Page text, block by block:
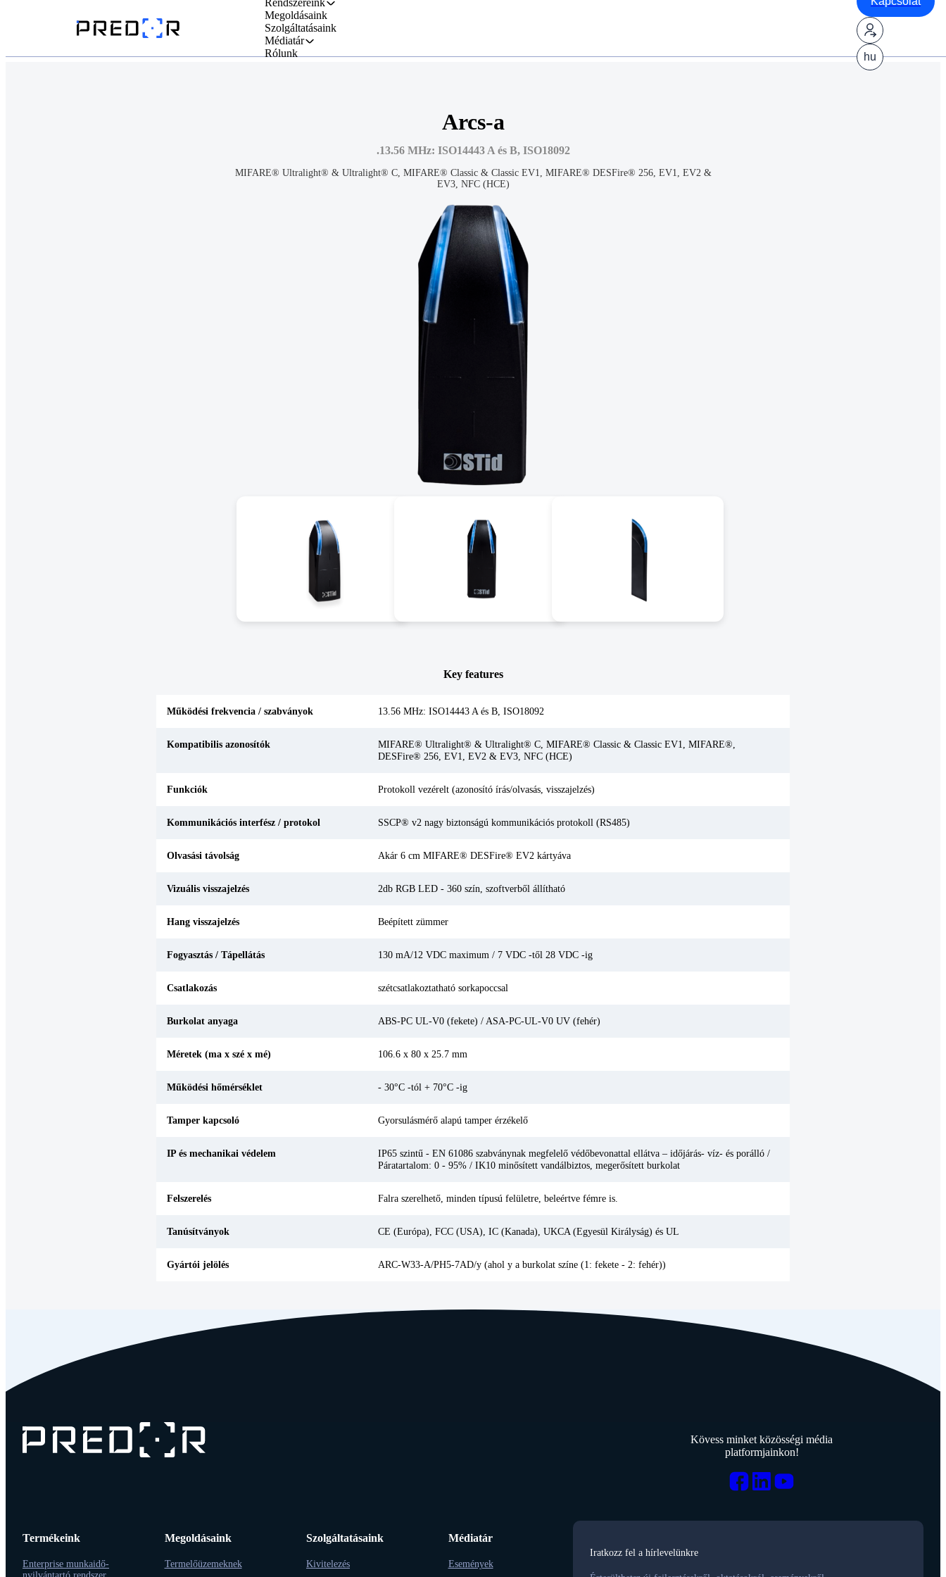
Rendszereink
Megoldásaink
Szolgáltatásaink
Médiatár
Rólunk
hu
Arcs-a
.13.56 MHz: ISO14443 A és B, ISO18092
MIFARE® Ultralight® & Ultralight® C, MIFARE® Classic & Classic EV1, MIFARE® DESFire® 256, EV1, EV2 &
EV3, NFC (HCE)
Key features
Működési frekvencia / szabványok 13.56 MHz: ISO14443 A és B, ISO18092
Kompatibilis azonosítók
MIFARE® Ultralight® & Ultralight® C, MIFARE® Classic & Classic EV1, MIFARE®,
DESFire® 256, EV1, EV2 & EV3, NFC (HCE)
Funkciók Protokoll vezérelt (azonosító írás/olvasás, visszajelzés)
Kommunikációs interfész / protokol SSCP® v2 nagy biztonságú kommunikációs protokoll (RS485)
Olvasási távolság Akár 6 cm MIFARE® DESFire® EV2 kártyáva
Vizuális visszajelzés 2db RGB LED - 360 szín, szoftverből állítható
Hang visszajelzés Beépített zümmer
Fogyasztás / Tápellátás 130 mA/12 VDC maximum / 7 VDC -től 28 VDC -ig
Csatlakozás szétcsatlakoztatható sorkapoccsal
Burkolat anyaga ABS-PC UL-V0 (fekete) / ASA-PC-UL-V0 UV (fehér)
Méretek (ma x szé x mé) 106.6 x 80 x 25.7 mm
Működési hőmérséklet - 30°C -tól + 70°C -ig
Tamper kapcsoló Gyorsulásmérő alapú tamper érzékelő
IP és mechanikai védelem
IP65 szintű - EN 61086 szabványnak megfelelő védőbevonattal ellátva – időjárás- víz- és porálló /
Páratartalom: 0 - 95% / IK10 minősített vandálbiztos, megerősített burkolat
Felszerelés Falra szerelhető, minden típusú felületre, beleértve fémre is.
Tanúsítványok CE (Európa), FCC (USA), IC (Kanada), UKCA (Egyesül Királyság) és UL
Gyártói jelölés ARC-W33-A/PH5-7AD/y (ahol y a burkolat színe (1: fekete - 2: fehér))
Kövess minket közösségi média
platformjainkon!
Termékeink
Enterprise munkaidő-
Megoldásaink
Termelőüzemeknek
Szolgáltatásaink
Kivitelezés
Médiatár
Események
Iratkozz fel a hírlevelünkre